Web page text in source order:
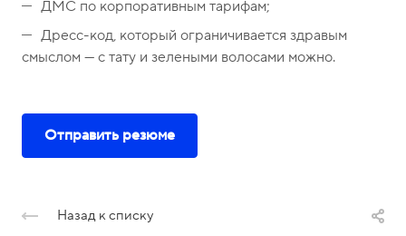
ДМС по корпоративным тарифам;
Дресс-код, который ограничивается здравым
смыслом — с тату и зелеными волосами можно.
Отправить резюме
Назад к списку